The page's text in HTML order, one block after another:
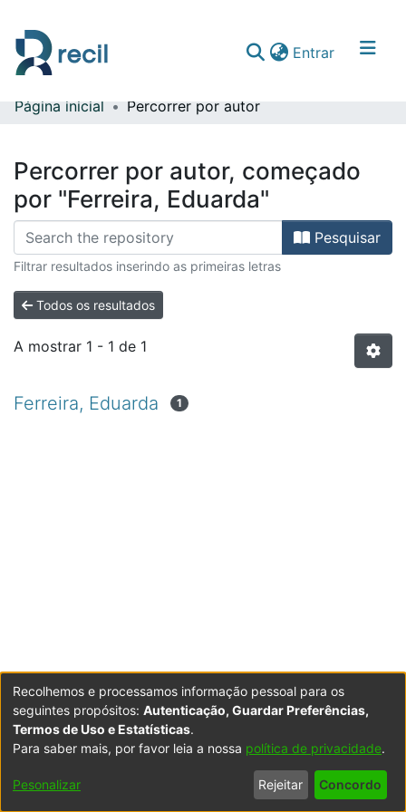
Entrar(current)
Comunidades & Coleções
Página inicial Percorrer por autor
Percorrer por autor, começado
por "Ferreira, Eduarda"
Pesquisar
Filtrar resultados inserindo as primeiras letras
Todos os resultados
A mostrar 1 - 1 de 1
Ferreira, Eduarda 1
Powered by DSpace Copyright © 2003-2026LYRASIS
Configurações
Política de
Privacidade
Termos
de Uso
Contacte-
nos
Recolhemos e processamos informação pessoal para os
seguintes propósitos: Autenticação, Guardar Preferências,
Termos de Uso e Estatísticas.
Para saber mais, por favor leia a nossa política de privacidade.
Pesonalizar Rejeitar Concordo